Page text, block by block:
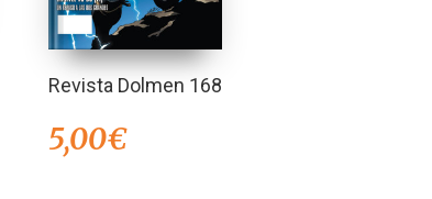
Revista Dolmen 168
5,00€